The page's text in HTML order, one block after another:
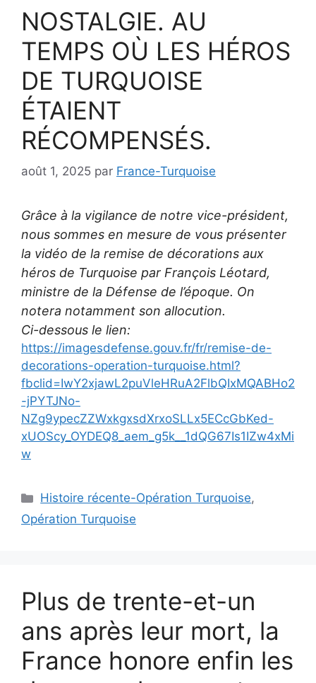
NOSTALGIE. AU
TEMPS OÙ LES HÉROS
DE TURQUOISE
ÉTAIENT
RÉCOMPENSÉS.
août 1, 2025 par France-Turquoise
Grâce à la vigilance de notre vice-président,
nous sommes en mesure de vous présenter
la vidéo de la remise de décorations aux
héros de Turquoise par François Léotard,
ministre de la Défense de l’époque. On
notera notamment son allocution.
Ci-dessous le lien:
https://imagesdefense.gouv.fr/fr/remise-de-
decorations-operation-turquoise.html?
fbclid=IwY2xjawL2puVleHRuA2FlbQIxMQABHo2
-jPYTJNo-
NZg9ypecZZWxkgxsdXrxoSLLx5ECcGbKed-
xUOScy_OYDEQ8_aem_g5k__1dQG67Is1IZw4xMi
w
Catégories
Histoire récente-Opération Turquoise,
Opération Turquoise
Plus de trente-et-un
ans après leur mort, la
France honore enfin les